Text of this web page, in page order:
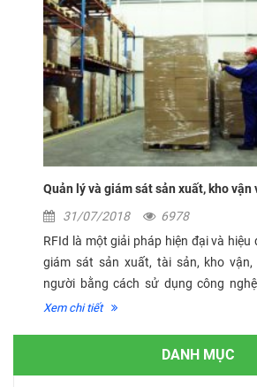
Quản lý và giám sát sản xuất, kho vận
31/07/2018
6978
RFId là một giải pháp hiện đại và hiệu
giám sát sản xuất, tài sản, kho
người bằng cách sử dụng công
trên sóng radio – Radio Frequency
Xem chi tiết
DANH MỤC